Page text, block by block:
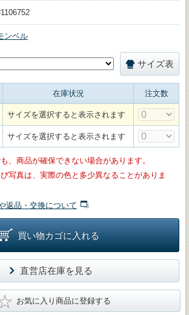
ンベル
サイズ表
在庫状況 注文数
サイズを選択すると表示されます
サイズを選択すると表示されます
、商品が確保できない場合があります。
写真は、実際の色と多少異なることがありま
返品・交換について
買い物カゴに入れる
直営店在庫を見る
お気に入り商品に登録する